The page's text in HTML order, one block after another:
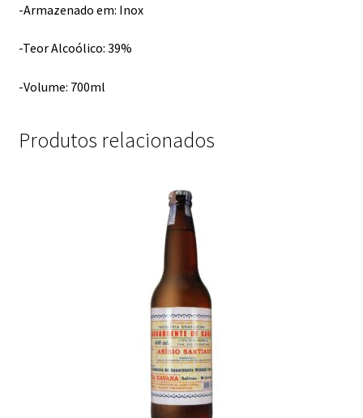
-Armazenado em: Inox
-Teor Alcoólico: 39%
-Volume: 700ml
Produtos relacionados